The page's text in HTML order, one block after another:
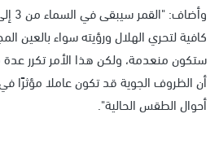
كافية لتحري الهلال ورؤيته سواء بالعين
ستكون منعدمة، ولكن هذا الأمر تكرر
أن الظروف الجوية قد تكون عاملا مؤثرًا
أحوال الطقس الحالية".